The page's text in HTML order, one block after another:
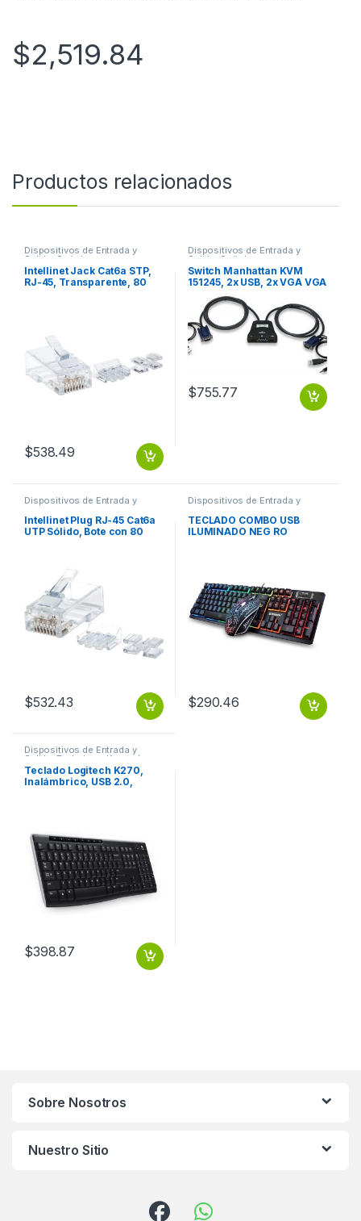
$2,519.84
Productos relacionados
Dispositivos de Entrada y
Salida Switch
Intellinet Jack Cat6a STP,
RJ-45, Transparente, 80
$538.49
Dispositivos de Entrada y
Salida Switch
Switch Manhattan KVM
151245, 2x USB, 2x VGA VGA
CABLES
$755.77
Dispositivos de Entrada y
Salida
Intellinet Plug RJ-45 Cat6a
UTP Sólido, Bote con 80
$532.43
Dispositivos de Entrada y
Salida Teclados y Keypads
TECLADO COMBO USB
ILUMINADO NEG RO
$290.46
Dispositivos de Entrada y
Salida Teclados y Keypads
Teclado Logitech K270,
Inalámbrico, USB 2.0,
$398.87
Sobre Nosotros
Nuestro Sitio